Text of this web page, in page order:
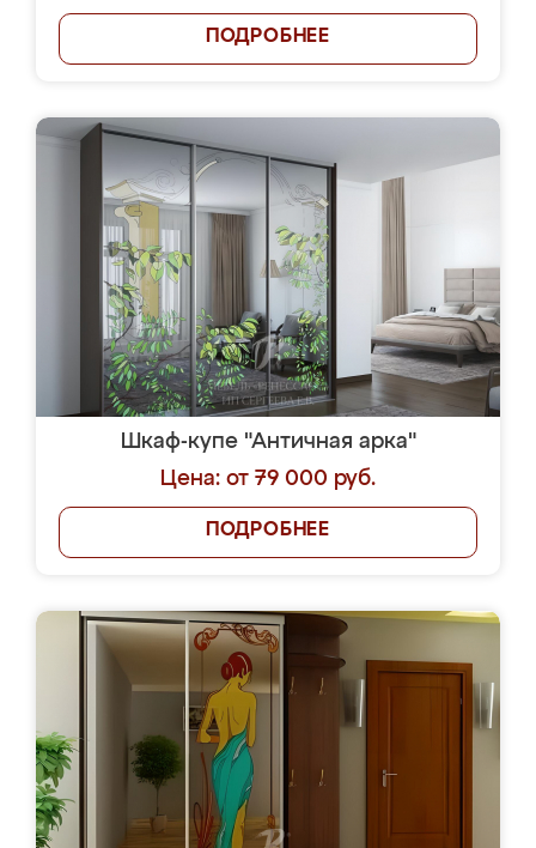
ПОДРОБНЕЕ
Шкаф-купе "Античная арка"
Цена: от 79 000 руб.
ПОДРОБНЕЕ